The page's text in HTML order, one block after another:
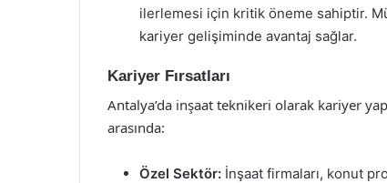
ilerlemesi için kritik öneme sahiptir.
kariyer gelişiminde avantaj sağlar.
Kariyer Fırsatları
Antalya’da inşaat teknikeri olarak kariyer
arasında:
Özel Sektör: İnşaat firmaları, konut